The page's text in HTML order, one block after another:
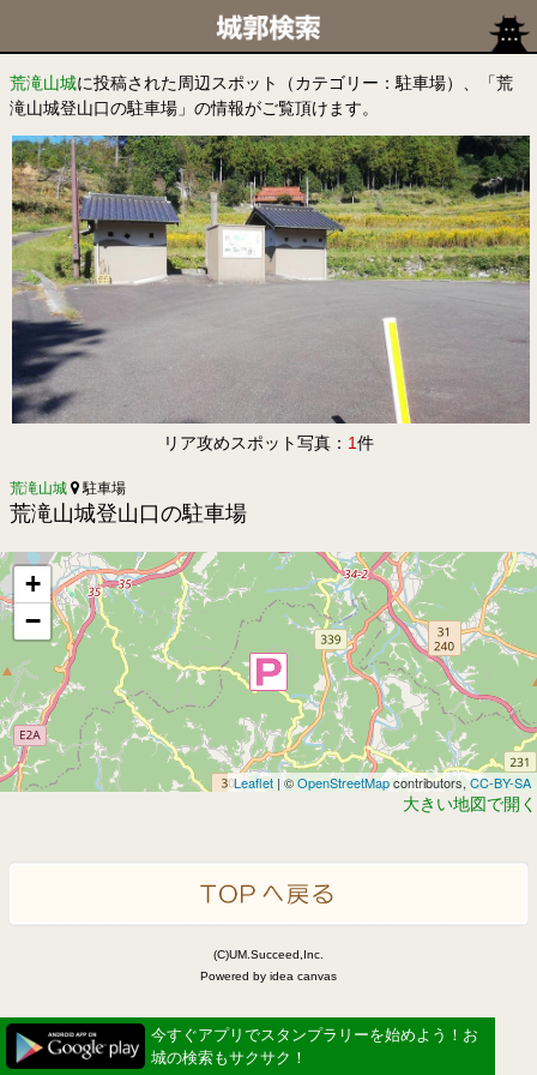
荒滝山城に投稿された周辺スポット（カテゴリー：駐車場）、「荒
滝山城登山口の駐車場」の情報がご覧頂けます。
リア攻めスポット写真： 1件
荒滝山城 駐車場
荒滝山城登山口の駐車場
+
−
Leaflet | ©OpenStreetMapcontributors, CC-BY-SA
大きい地図で開く
(C)UM.Succeed,Inc.
Powered by idea canvas
今すぐアプリでスタンプラリーを始めよう！お
城の検索もサクサク！